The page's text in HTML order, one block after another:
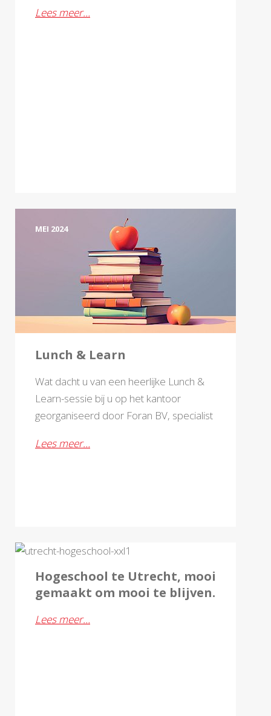
Lees meer…
MEI 2024
Lunch & Learn
Wat dacht u van een heerlijke Lunch &
Learn-sessie bij u op het kantoor
georganiseerd door Foran BV, specialist
Lees meer…
Hogeschool te Utrecht, mooi
gemaakt om mooi te blijven.
Lees meer…